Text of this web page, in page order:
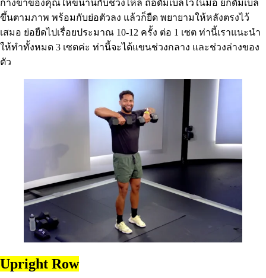
กางขาของคุณให้ขนานกับช่วงไหล่ ถือดัมเบลไว้ในมือ ยกดัมเบล
ขึ้นตามภาพ พร้อมกับย่อตัวลง แล้วก็ยืด พยายามให้หลังตรงไว้
เสมอ ย่อยืดไปเรื่อยประมาณ 10-12 ครั้ง ต่อ 1 เซต ท่านี้เราแนะนำ
ให้ทำทั้งหมด 3 เซตค่ะ ท่านี้จะได้แขนช่วงกลาง และช่วงล่างของ
ตัว
Upright Row